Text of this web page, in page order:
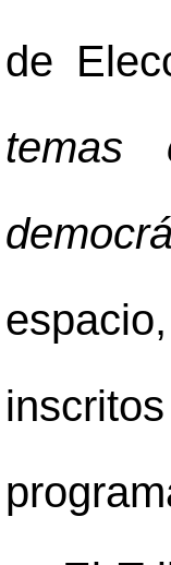
de
temas